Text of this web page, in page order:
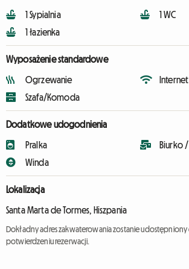
1 Sypialnia
1 łazienka
1 WC
Wyposażenie standardowe
Ogrzewanie
Szafa/Komoda
Internet
Dodatkowe udogodnienia
Pralka
Winda
Biurko /
Lokalizacja
Santa Marta de Tormes, Hiszpania
Dokładny adres zakwaterowania zostanie
potwierdzeniu rezerwacji.